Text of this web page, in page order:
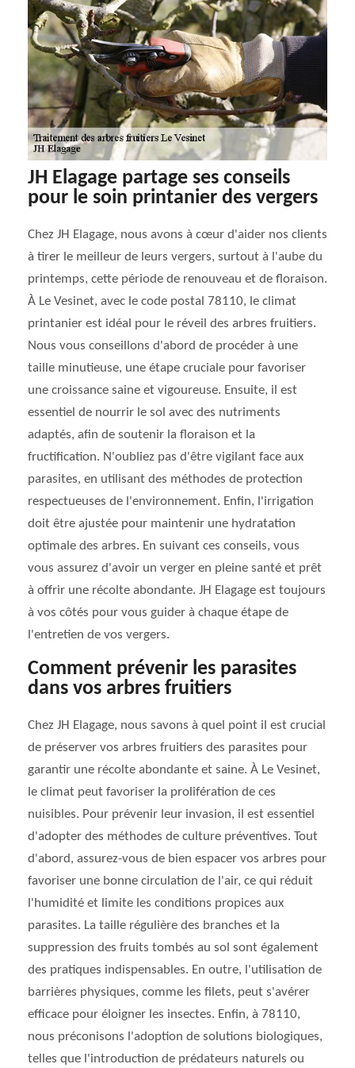
JH Elagage partage ses conseils
pour le soin printanier des vergers
Chez JH Elagage, nous avons à cœur d'aider nos clients
à tirer le meilleur de leurs vergers, surtout à l'aube du
printemps, cette période de renouveau et de floraison.
À Le Vesinet, avec le code postal 78110, le climat
printanier est idéal pour le réveil des arbres fruitiers.
Nous vous conseillons d'abord de procéder à une
taille minutieuse, une étape cruciale pour favoriser
une croissance saine et vigoureuse. Ensuite, il est
essentiel de nourrir le sol avec des nutriments
adaptés, afin de soutenir la floraison et la
fructification. N'oubliez pas d'être vigilant face aux
parasites, en utilisant des méthodes de protection
respectueuses de l'environnement. Enfin, l'irrigation
doit être ajustée pour maintenir une hydratation
optimale des arbres. En suivant ces conseils, vous
vous assurez d'avoir un verger en pleine santé et prêt
à offrir une récolte abondante. JH Elagage est toujours
à vos côtés pour vous guider à chaque étape de
l'entretien de vos vergers.
Comment prévenir les parasites
dans vos arbres fruitiers
Chez JH Elagage, nous savons à quel point il est crucial
de préserver vos arbres fruitiers des parasites pour
garantir une récolte abondante et saine. À Le Vesinet,
le climat peut favoriser la prolifération de ces
nuisibles. Pour prévenir leur invasion, il est essentiel
d'adopter des méthodes de culture préventives. Tout
d'abord, assurez-vous de bien espacer vos arbres pour
favoriser une bonne circulation de l'air, ce qui réduit
l'humidité et limite les conditions propices aux
parasites. La taille régulière des branches et la
suppression des fruits tombés au sol sont également
des pratiques indispensables. En outre, l'utilisation de
barrières physiques, comme les filets, peut s'avérer
efficace pour éloigner les insectes. Enfin, à 78110,
nous préconisons l'adoption de solutions biologiques,
telles que l'introduction de prédateurs naturels ou